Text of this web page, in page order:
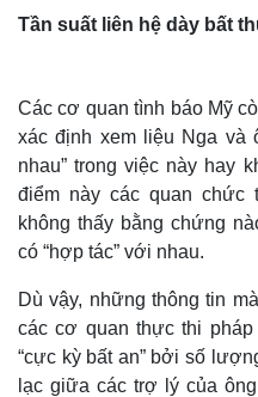
Tần suất liên hệ dày bất
Các cơ quan tình báo Mỹ
xác định xem liệu Nga và
nhau” trong việc này hay
điểm này các quan chức
không thấy bằng chứng
có “hợp tác” với nhau.
Dù vậy, những thông tin
các cơ quan thực thi
“cực kỳ bất an” bởi số
lạc giữa các trợ lý của